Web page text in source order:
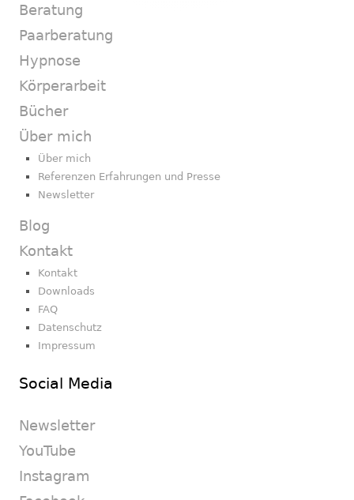
Beratung
Paarberatung
Hypnose
Körperarbeit
Bücher
Über mich
Über mich
Referenzen Erfahrungen und Presse
Newsletter
Blog
Kontakt
Kontakt
Downloads
FAQ
Datenschutz
Impressum
Social Media
Newsletter
YouTube
Instagram